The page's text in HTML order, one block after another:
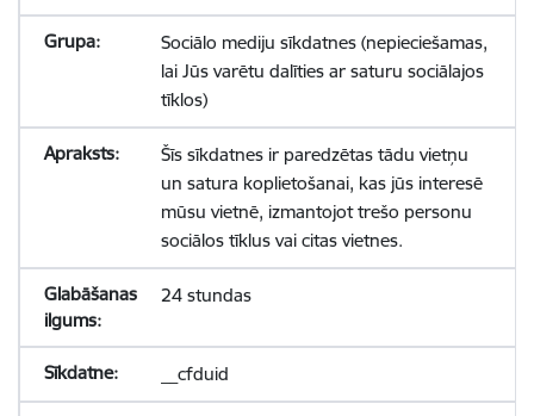
Sociālo mediju sīkdatnes (nepieciešamas,
lai Jūs varētu dalīties ar saturu sociālajos
tīklos)
Šīs sīkdatnes ir paredzētas tādu vietņu
un satura koplietošanai, kas jūs interesē
mūsu vietnē, izmantojot trešo personu
sociālos tīklus vai citas vietnes.
24 stundas
__cfduid